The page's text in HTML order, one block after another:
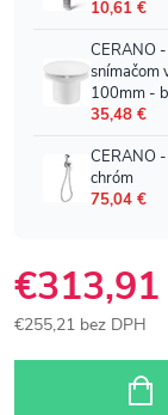
€313,91
€255,21 bez DPH